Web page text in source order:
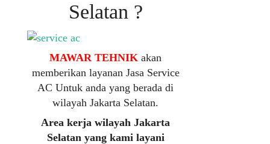
Selatan ?
MAWAR TEHNIK akan
memberikan layanan Jasa Service
AC Untuk anda yang berada di
wilayah Jakarta Selatan.
Area kerja wilayah Jakarta
Selatan yang kami layani